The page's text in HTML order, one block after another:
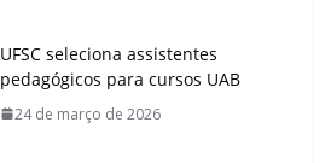
UFSC seleciona assistentes
pedagógicos para cursos UAB
24 de março de 2026